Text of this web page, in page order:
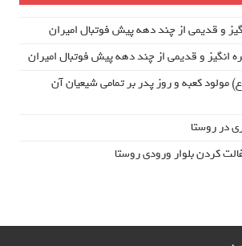
و قدیمی از چند دهه پیش فوتبال امیران
انگیز و قدیمی از چند دهه پیش فوتبال امیران
مولود کعبه و روز پدر بر تمامی شیعیان آن
در روستا
کردن بلوار ورودی روستا